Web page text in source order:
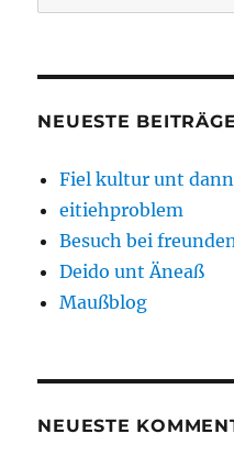
nach:
NEUESTE BEITRÄGE
Fiel kultur unt dann
eitiehproblem
Besuch bei
Deido unt Äneaß
Maußblog
NEUESTE